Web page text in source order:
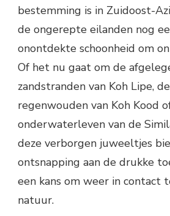
bestemming is in Zuidoost-
de ongerepte eilanden nog
onontdekte schoonheid om
Of het nu gaat om de
zandstranden van Koh Lipe,
regenwouden van Koh Kood
onderwaterleven van de
deze verborgen juweeltjes
ontsnapping aan de drukke
een kans om weer in contact
natuur.